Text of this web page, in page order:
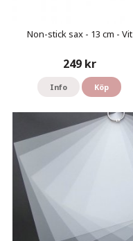
Non-stick sax - 13 cm - Vit
249 kr
Info Köp